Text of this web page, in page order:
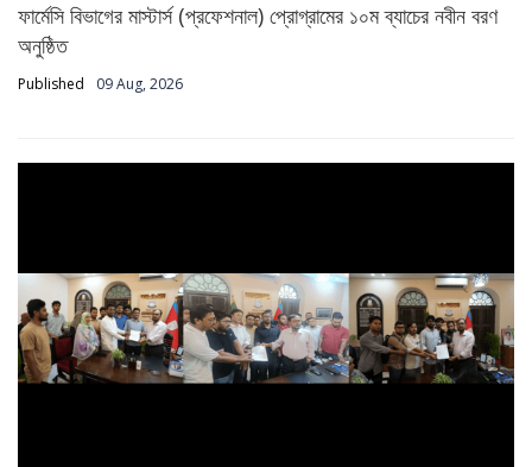
ফার্মেসি বিভাগের মাস্টার্স (প্রফেশনাল) প্রোগ্রামের ১০ম ব্যাচের নবীন বরণ
অনুষ্ঠিত
Published 09 Aug, 2026